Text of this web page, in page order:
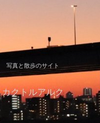
写真と散歩のサイト
カクトルアルク